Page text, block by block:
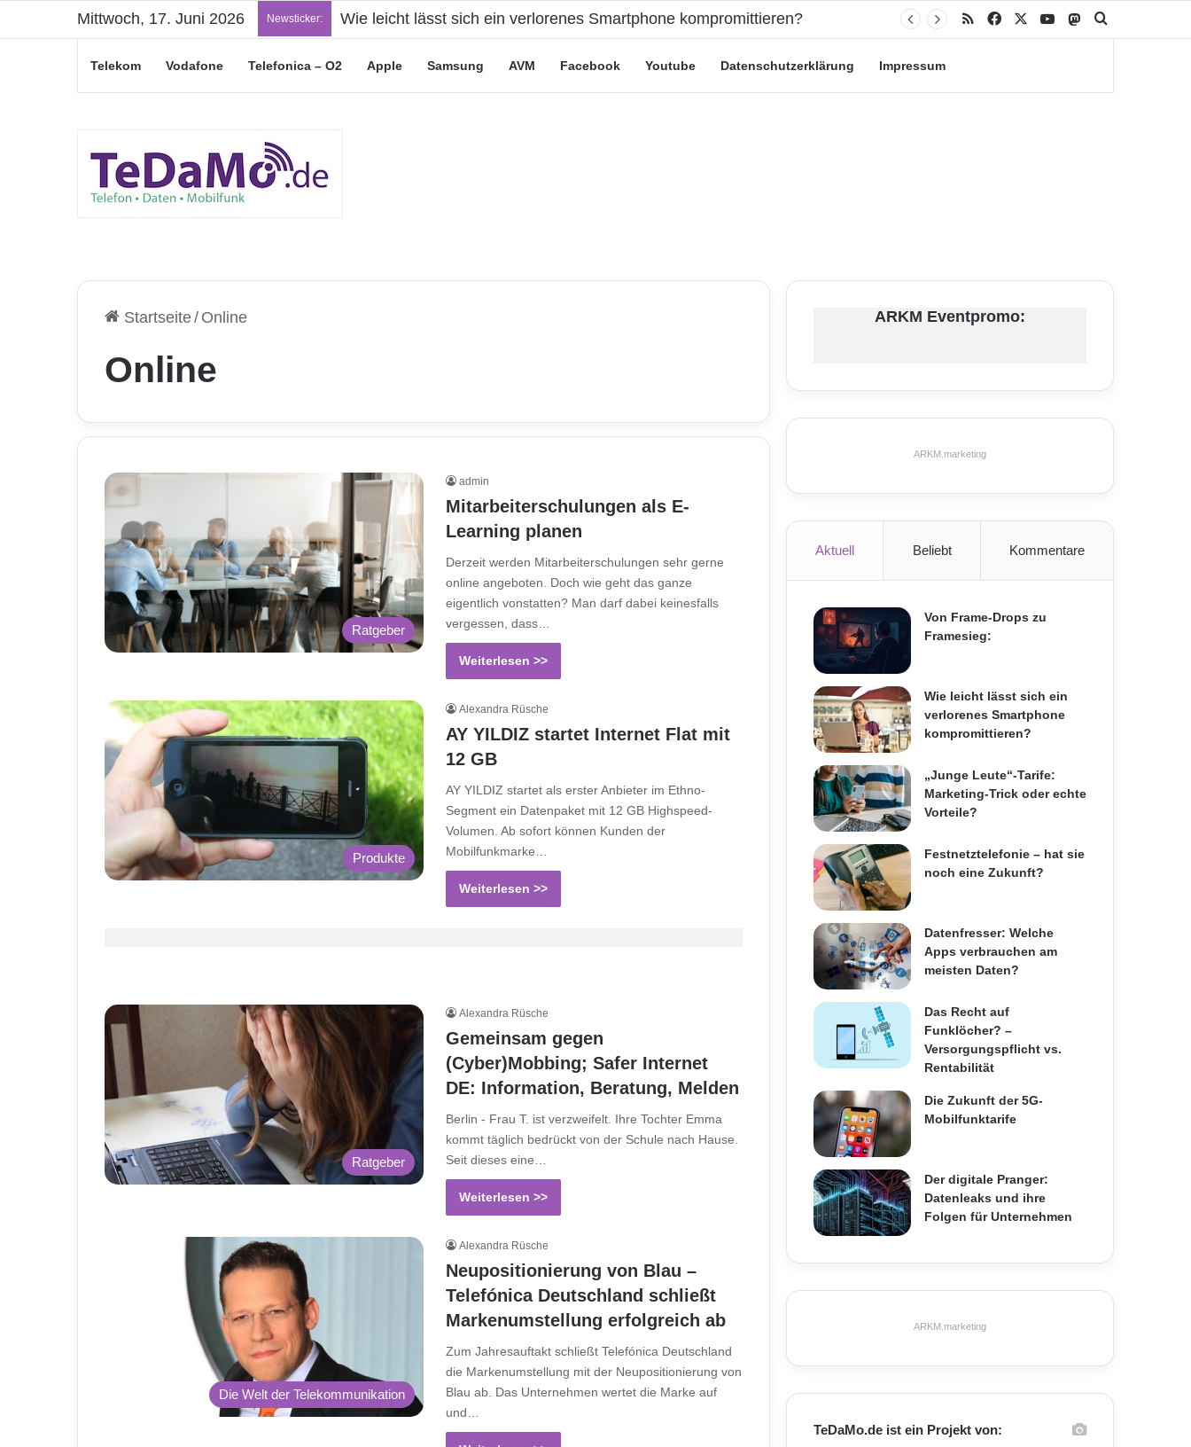
Mittwoch, 17. Juni 2026 Newsticker: „Junge Leute“-Tarife: Marketing-Trick oder echte Vorteile? RSS Facebook YouTubeMastodon
Telekom Vodafone Telefonica – O2 Apple Samsung AVM Facebook Youtube Datenschutzerklärung Impressum
Startseite/ Online
Online
Ratgeber
admin
Mitarbeiterschulungen als E-
Learning planen
Derzeit werden Mitarbeiterschulungen sehr gerne
online angeboten. Doch wie geht das ganze
eigentlich vonstatten? Man darf dabei keinesfalls
vergessen, dass…
Weiterlesen >>
Produkte
Alexandra Rüsche
AY YILDIZ startet Internet Flat mit
12 GB
AY YILDIZ startet als erster Anbieter im Ethno-
Segment ein Datenpaket mit 12 GB Highspeed-
Volumen. Ab sofort können Kunden der
Mobilfunkmarke…
Weiterlesen >>
Ratgeber
Alexandra Rüsche
Gemeinsam gegen
(Cyber)Mobbing; Safer Internet
DE: Information, Beratung, Melden
Berlin - Frau T. ist verzweifelt. Ihre Tochter Emma
kommt täglich bedrückt von der Schule nach Hause.
Seit dieses eine…
Weiterlesen >>
Die Welt der Telekommunikation
Alexandra Rüsche
Neupositionierung von Blau –
Telefónica Deutschland schließt
Markenumstellung erfolgreich ab
Zum Jahresauftakt schließt Telefónica Deutschland
die Markenumstellung mit der Neupositionierung von
Blau ab. Das Unternehmen wertet die Marke auf
und…
ARKM Eventpromo:
ARKM.marketing
Aktuell Beliebt Kommentare
Von Frame-Drops zu
Framesieg:
Wie leicht lässt sich ein
verlorenes Smartphone
kompromittieren?
„Junge Leute“-Tarife:
Marketing-Trick oder echte
Vorteile?
Festnetztelefonie – hat sie
noch eine Zukunft?
Datenfresser: Welche
Apps verbrauchen am
meisten Daten?
Das Recht auf
Funklöcher? –
Versorgungspflicht vs.
Rentabilität
Die Zukunft der 5G-
Mobilfunktarife
Der digitale Pranger:
Datenleaks und ihre
Folgen für Unternehmen
ARKM.marketing
TeDaMo.de ist ein Projekt von: